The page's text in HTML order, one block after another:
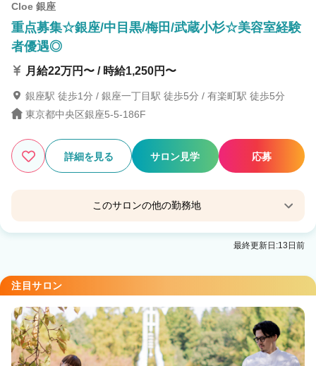
Cloe 銀座
重点募集☆銀座/中目黒/梅田/武蔵小杉☆美容室経験
者優遇◎
月給22万円〜 / 時給1,250円〜
銀座駅 徒歩1分 / 銀座一丁目駅 徒歩5分 / 有楽町駅 徒歩5分
東京都中央区銀座5-5-186F
詳細を見る サロン見学 応募
このサロンの他の勤務地
Cloe 中目黒
Cloe 武蔵小杉
Cloe 梅田
梅田駅 徒歩3分
最終更新日:13日前
注目サロン